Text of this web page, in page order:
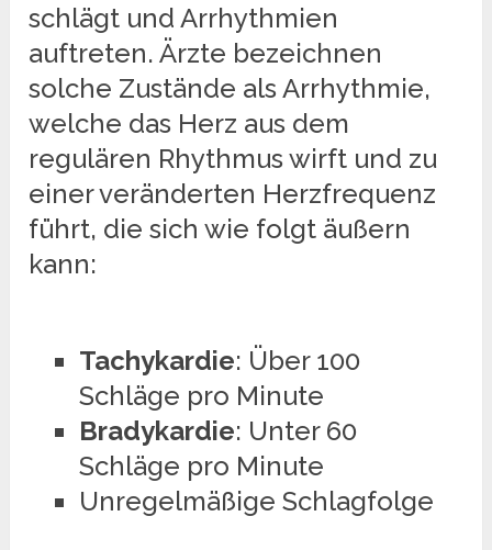
schlägt und Arrhythmien
auftreten. Ärzte bezeichnen
solche Zustände als Arrhythmie,
welche das Herz aus dem
regulären Rhythmus wirft und zu
einer veränderten Herzfrequenz
führt, die sich wie folgt äußern
kann:
Tachykardie: Über 100
Schläge pro Minute
Bradykardie: Unter 60
Schläge pro Minute
Unregelmäßige Schlagfolge